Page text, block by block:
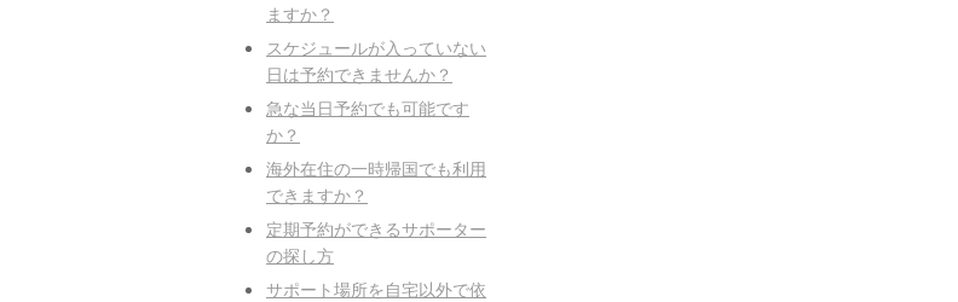
ますか？
スケジュールが入っていない
日は予約できませんか？
急な当日予約でも可能です
か？
海外在住の一時帰国でも利用
できますか？
定期予約ができるサポーター
の探し方
サポート場所を自宅以外で依